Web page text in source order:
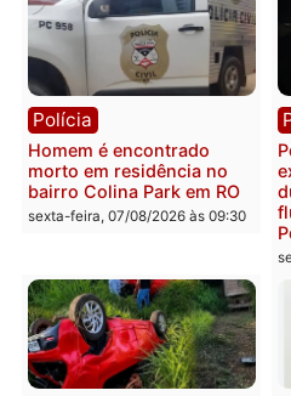
Polícia
Casal é preso pela PRF
com mais de 72 quilos de
sexta-feira, 07/08/2026 às 09:38